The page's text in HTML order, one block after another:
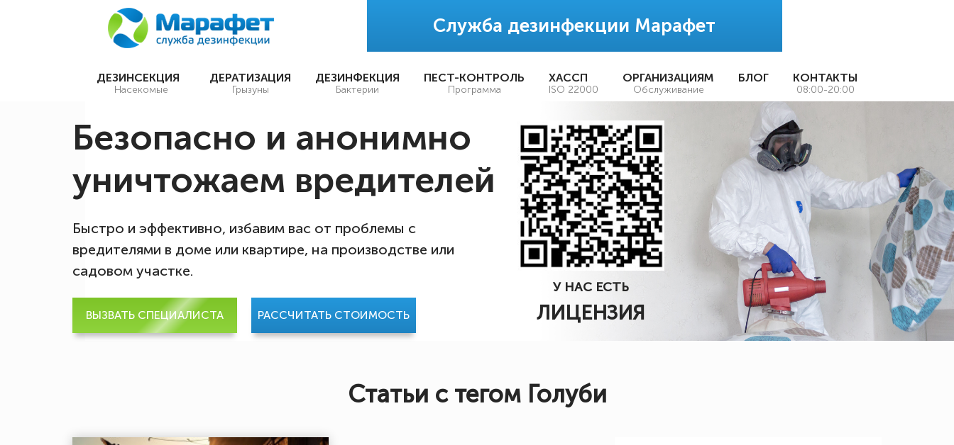
Служба дезинфекции Марафет
ДЕЗИНСЕКЦИЯ
Насекомые
ДЕРАТИЗАЦИЯ
Грызуны
ДЕЗИНФЕКЦИЯ
Бактерии
ПЕСТ-КОНТРОЛЬ
Программа
ХАССП
ISO 22000
ОРГАНИЗАЦИЯМ
Обслуживание
БЛОГ КОНТАКТЫ
08:00-20:00
Безопасно и анонимно
уничтожаем вредителей
Быстро и эффективно, избавим вас от проблемы с
вредителями в доме или квартире, на производстве или
садовом участке.
ВЫЗВАТЬ СПЕЦИАЛИСТА РАССЧИТАТЬ СТОИМОСТЬ
У НАС ЕСТЬ
ЛИЦЕНЗИЯ
Статьи с тегом Голуби